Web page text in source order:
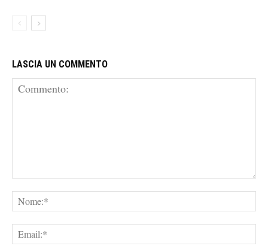
LASCIA UN COMMENTO